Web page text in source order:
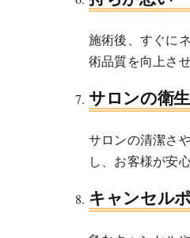
施術後、すぐに
術品質を向上さ
サロンの衛
サロンの清潔さ
し、お客様が安
キャンセル